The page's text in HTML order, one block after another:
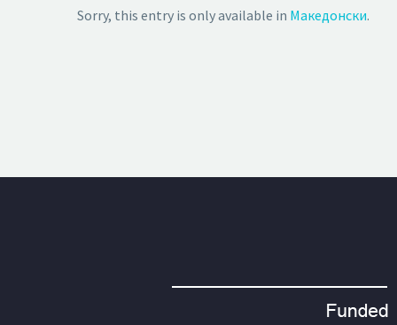
Sorry, this entry is only available in Македонски.